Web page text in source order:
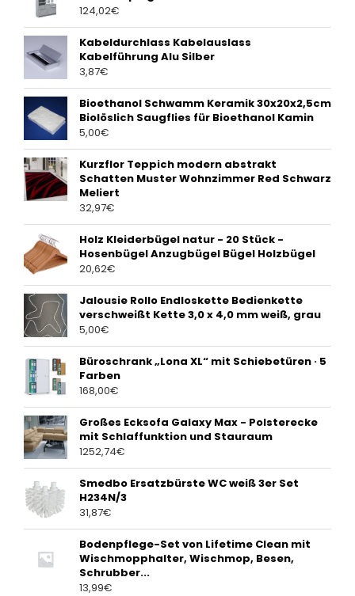
124,02€
Kabeldurchlass Kabelauslass
Kabelführung Alu Silber
3,87€
Bioethanol Schwamm Keramik 30x20x2,5cm
Biolöslich Saugflies für Bioethanol Kamin
5,00€
Kurzflor Teppich modern abstrakt
Schatten Muster Wohnzimmer Red Schwarz
Meliert
32,97€
Holz Kleiderbügel natur - 20 Stück -
Hosenbügel Anzugbügel Bügel Holzbügel
20,62€
Jalousie Rollo Endloskette Bedienkette
verschweißt Kette 3,0 x 4,0 mm weiß, grau
5,00€
Büroschrank „Lona XL“ mit Schiebetüren · 5
Farben
168,00€
Großes Ecksofa Galaxy Max - Polsterecke
mit Schlaffunktion und Stauraum
1252,74€
Smedbo Ersatzbürste WC weiß 3er Set
H234N/3
31,87€
Bodenpflege-Set von Lifetime Clean mit
Wischmopphalter, Wischmop, Besen,
Schrubber...
13,99€